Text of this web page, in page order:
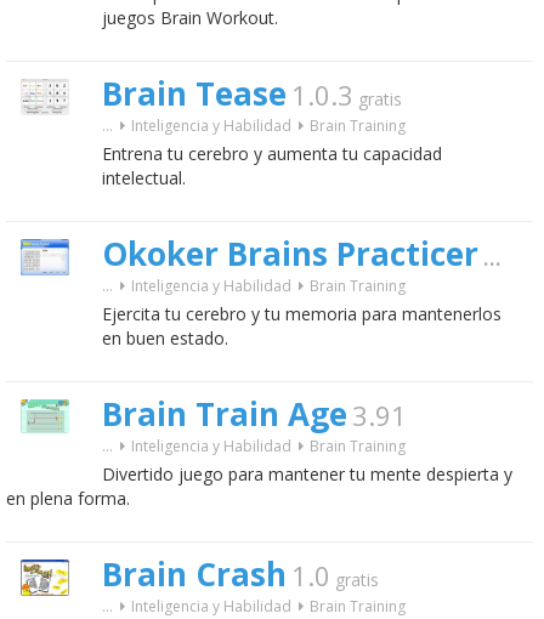
juegos Brain Workout.
Brain Tease 1.0.3 gratis
... Inteligencia y Habilidad Brain Training
Entrena tu cerebro y aumenta tu capacidad
intelectual.
Okoker Brains Practicer2.0
... Inteligencia y Habilidad Brain Training
Ejercita tu cerebro y tu memoria para mantenerlos
en buen estado.
Brain Train Age 3.91
... Inteligencia y Habilidad Brain Training
Divertido juego para mantener tu mente despierta y
en plena forma.
Brain Crash 1.0 gratis
... Inteligencia y Habilidad Brain Training